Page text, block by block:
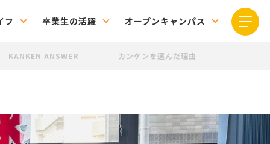
フ 卒業生の活躍 オープンキャンパス
KANKEN ANSWER カンケンを選んだ理由